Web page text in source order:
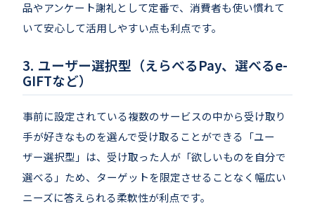
品やアンケート謝礼として定番で、消費者も使い慣れて
いて安心して活用しやすい点も利点です。
ユーザー選択型（えらべるPay、選べるe-
GIFTなど）
事前に設定されている複数のサービスの中から受け取り
手が好きなものを選んで受け取ることができる「ユー
ザー選択型」は、受け取った人が「欲しいものを自分で
選べる」ため、ターゲットを限定させることなく幅広い
ニーズに答えられる柔軟性が利点です。